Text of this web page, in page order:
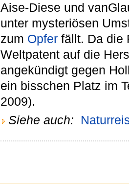
Aise-Diese und
unter mysteriösen
zum Opfer fällt. Da die
Weltpatent auf die
angekündigt gegen
ein bisschen Platz im
2009).
Siehe auch: